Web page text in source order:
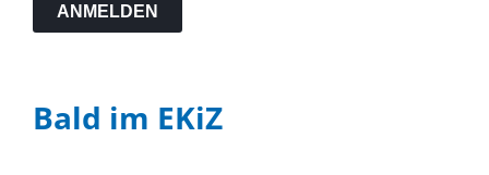
ANMELDEN
Bald im EKiZ